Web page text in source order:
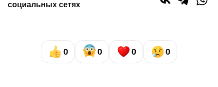
социальных сетях
0 0 0 0